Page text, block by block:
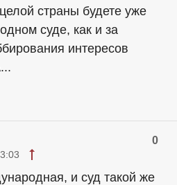
страны будете уже
суде, как и за
интересов
0
и суд такой же